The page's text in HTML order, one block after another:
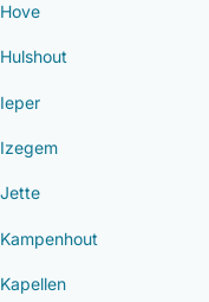
Hove
Hulshout
Ieper
Izegem
Jette
Kampenhout
Kapellen